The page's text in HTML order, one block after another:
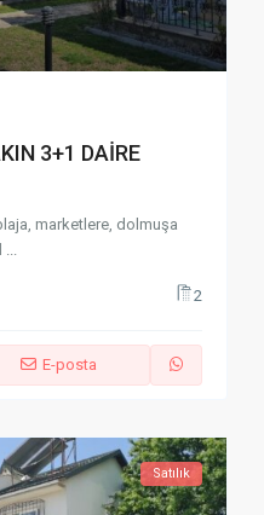
3+1 DAİRE
marketlere, dolmuşa
2
E-posta
Satılık